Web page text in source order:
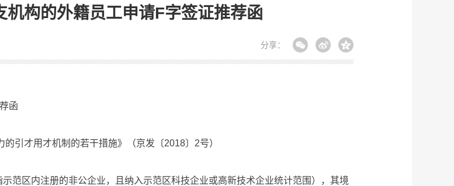
机构的外籍员工申请F字签证推荐函
分享：
函
才用才机制的若干措施》（京发〔2018〕2号）
区内注册的非公企业，且纳入示范区科技企业或高新技术企业统计范围），其境